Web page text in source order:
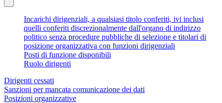
Incarichi dirigenziali, a qualsiasi titolo conferiti, ivi inclusi
quelli conferiti discrezionalmente dall'organo di indirizzo
politico senza procedure pubbliche di selezione e titolari di
posizione organizzativa con funzioni dirigenziali
Posti di funzione disponibili
Ruolo dirigenti
Dirigenti cessati
Sanzioni per mancata comunicazione dei dati
Posizioni organizzative